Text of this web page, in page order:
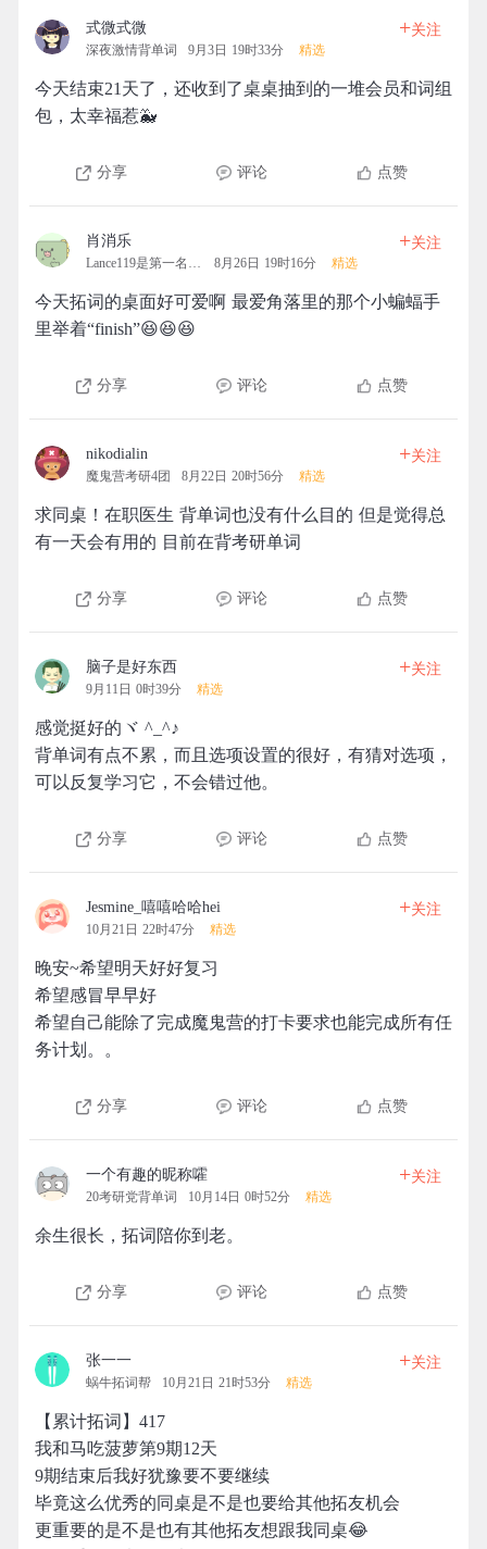
式微式微
深夜激情背单词 9月3日 19时33分 精选
+关注
今天结束21天了，还收到了桌桌抽到的一堆会员和词组
包，太幸福惹🐳
分享 评论 点赞
肖消乐
Lance119是第一名的拓团 8月26日 19时16分 精选
+关注
今天拓词的桌面好可爱啊 最爱角落里的那个小蝙蝠手
里举着“finish”😆😆😆
分享 评论 点赞
nikodialin
魔鬼营考研4团 8月22日 20时56分 精选
+关注
求同桌！在职医生 背单词也没有什么目的 但是觉得总
有一天会有用的 目前在背考研单词
分享 评论 点赞
脑子是好东西
9月11日 0时39分 精选
+关注
感觉挺好的ヾ ^_^♪
背单词有点不累，而且选项设置的很好，有猜对选项，
可以反复学习它，不会错过他。
分享 评论 点赞
Jesmine_嘻嘻哈哈hei
10月21日 22时47分 精选
+关注
晚安~希望明天好好复习
希望感冒早早好
希望自己能除了完成魔鬼营的打卡要求也能完成所有任
务计划。。
分享 评论 点赞
一个有趣的昵称嚯
20考研党背单词 10月14日 0时52分 精选
+关注
余生很长，拓词陪你到老。
分享 评论 点赞
张一一
蜗牛拓词帮 10月21日 21时53分 精选
+关注
【累计拓词】417
我和马吃菠萝第9期12天
9期结束后我好犹豫要不要继续
毕竟这么优秀的同桌是不是也要给其他拓友机会
更重要的是不是也有其他拓友想跟我同桌😂